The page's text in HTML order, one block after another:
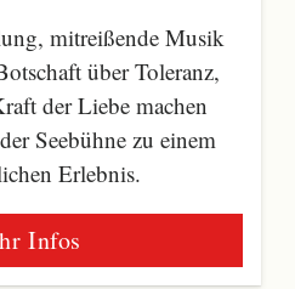
mitreißende Musik
über Toleranz,
der Liebe machen
Seebühne zu einem
Erlebnis.
Infos